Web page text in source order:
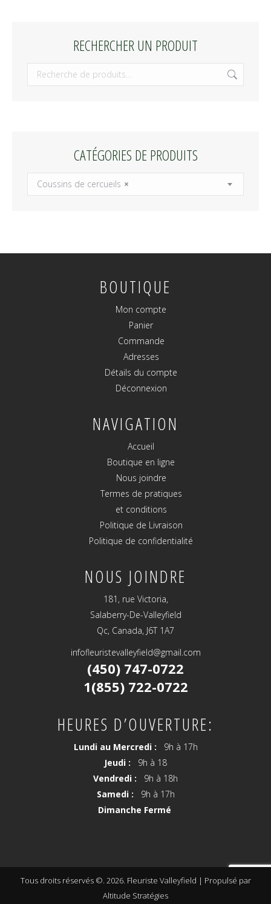
RECHERCHER UN PRODUIT
CATÉGORIES DE PRODUITS
×
Coussins de cercueils
BOUTIQUE
Mon compte
Panier
Commande
Adresses
Détails du compte
Déconnexion
NAVIGATION
Accueil
Boutique en ligne
Nous joindre
Termes de pratiques
et conditions
Politique de Livraison
Politique de confidentialité
NOUS JOINDRE
181, rue Victoria,
Salaberry-De-Valleyfield
Qc, Canada, J6T 1A7
infofleuristevalleyfield@gmail.com
(450) 747-0722
1(855) 722-0722
HEURES D’OUVERTURE:
Lundi au Mercredi :
9h à 17h
Jeudi :
9h à 18
Vendredi :
9h à 18h
Samedi :
9h à 17h
Dimanche Fermé
Tous droits réservés ©. 2026. Fleuriste Valleyfield | Propulsé par
Altitude Stratégies